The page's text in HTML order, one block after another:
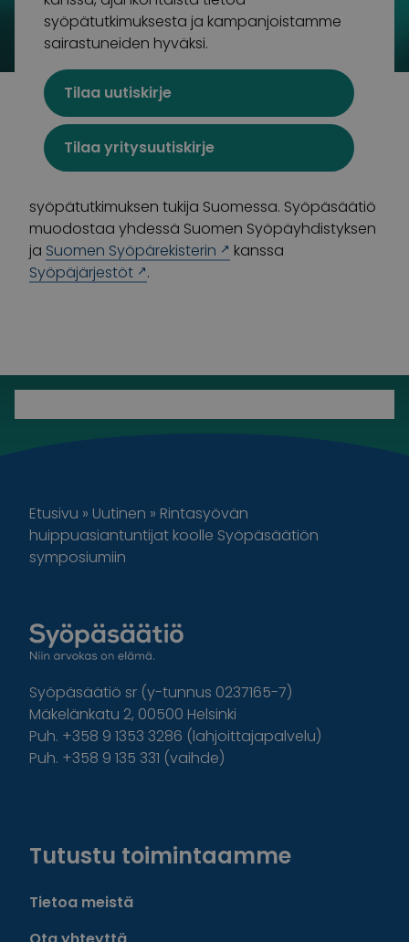
syöpätutkimuksesta ja kampanjoistamme
sairastuneiden hyväksi.
Tilaa uutiskirje
Tilaa yritysuutiskirje
Suomalaisin lahjoitusvaroin toimiva Syöpäsäätiö
tukee syöpään sairastuneita ja heidän
läheisiään sekä rahoittaa syöpätutkimusta, jotta
kenenkään ei enää tarvitsisi menehtyä syöpään.
syöpätutkimuksen tukija Suomessa. Syöpäsäätiö
muodostaa yhdessä Suomen Syöpäyhdistyksen
ja Suomen Syöpärekisterin
kanssa
Syöpäjärjestöt
.
Etusivu » Uutinen » Rintasyövän
huippuasiantuntijat koolle Syöpäsäätiön
symposiumiin
Syöpäsäätiö sr (y-tunnus 0237165-7)
Mäkelänkatu 2, 00500 Helsinki
Puh. +358 9 1353 3286 (lahjoittajapalvelu)
Puh. +358 9 135 331 (vaihde)
Tutustu toimintaamme
Tietoa meistä